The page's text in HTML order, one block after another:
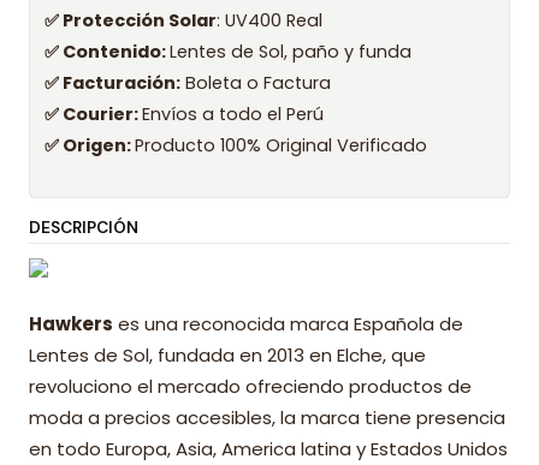
✅ Protección Solar: UV400 Real
✅ Contenido:Lentes de Sol, paño y funda
✅ Facturación: Boleta o Factura
✅ Courier:Envíos a todo el Perú
✅ Origen:Producto 100% Original Verificado
DESCRIPCIÓN
Hawkers es una reconocida marca Española de
Lentes de Sol, fundada en 2013 en Elche, que
revoluciono el mercado ofreciendo productos de
moda a precios accesibles, la marca tiene presencia
en todo Europa, Asia, America latina y Estados Unidos